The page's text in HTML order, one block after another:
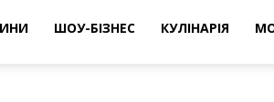
ШОУ-БІЗНЕС КУЛІНАРІЯ